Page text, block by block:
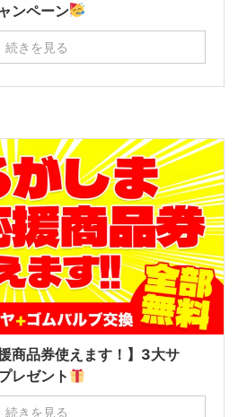
ンペーン
続きを見る
商品券使えます！】3大サ
レゼント
続きを見る